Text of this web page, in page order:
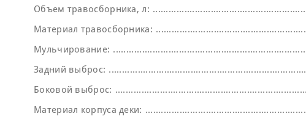
Объем травосборника, л:
Материал травосборника:
Мульчирование:
Задний выброс:
Боковой выброс:
Материал корпуса деки: